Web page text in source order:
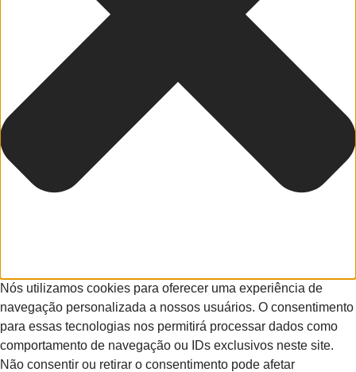
Nós utilizamos cookies para oferecer uma experiência de
navegação personalizada a nossos usuários. O consentimento
para essas tecnologias nos permitirá processar dados como
comportamento de navegação ou IDs exclusivos neste site.
Não consentir ou retirar o consentimento pode afetar